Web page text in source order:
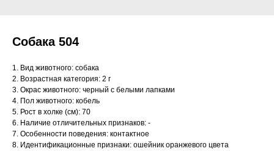
Собака 504
1. Вид животного: собака
2. Возрастная категория: 2 г
3. Окрас животного: черный с белыми лапками
4. Пол животного: кобель
5. Рост в холке (см): 70
6. Наличие отличительных признаков: -
7. Особенности поведения: контактное
8. Идентификационные признаки: ошейник оранжевого цвета